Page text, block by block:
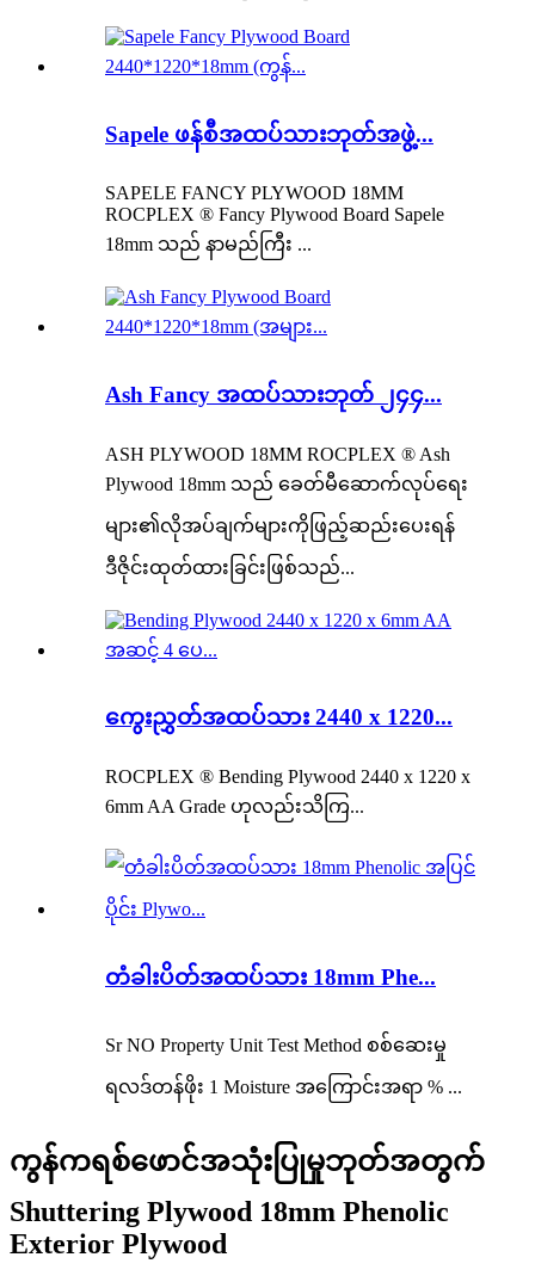
Sapele ဖန်စီအထပ်သားဘုတ်အဖွဲ့...
SAPELE FANCY PLYWOOD 18MM
ROCPLEX ® Fancy Plywood Board Sapele
18mm သည် နာမည်ကြီး ...
Ash Fancy အထပ်သားဘုတ် ၂၄၄...
ASH PLYWOOD 18MM ROCPLEX ® Ash
Plywood 18mm သည် ခေတ်မီဆောက်လုပ်ရေး
များ၏လိုအပ်ချက်များကိုဖြည့်ဆည်းပေးရန်
ဒီဇိုင်းထုတ်ထားခြင်းဖြစ်သည်...
ကွေးညွှတ်အထပ်သား 2440 x 1220...
ROCPLEX ® Bending Plywood 2440 x 1220 x
6mm AA Grade ဟုလည်းသိကြ...
တံခါးပိတ်အထပ်သား 18mm Phe...
Sr NO Property Unit Test Method စစ်ဆေးမှု
ရလဒ်တန်ဖိုး 1 Moisture အကြောင်းအရာ % ...
ကွန်ကရစ်ဖောင်အသုံးပြုမှုဘုတ်အတွက်
Shuttering Plywood 18mm Phenolic
Exterior Plywood